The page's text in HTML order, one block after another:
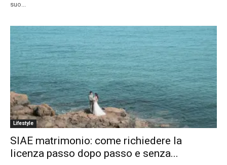
suo...
Lifestyle
SIAE matrimonio: come richiedere la
licenza passo dopo passo e senza...